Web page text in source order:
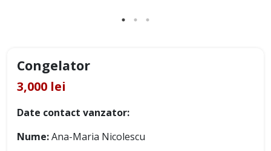
Congelator
3,000 lei
Date contact vanzator:
Nume:Ana-Maria Nicolescu